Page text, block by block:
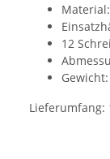
12
Lieferumfang: